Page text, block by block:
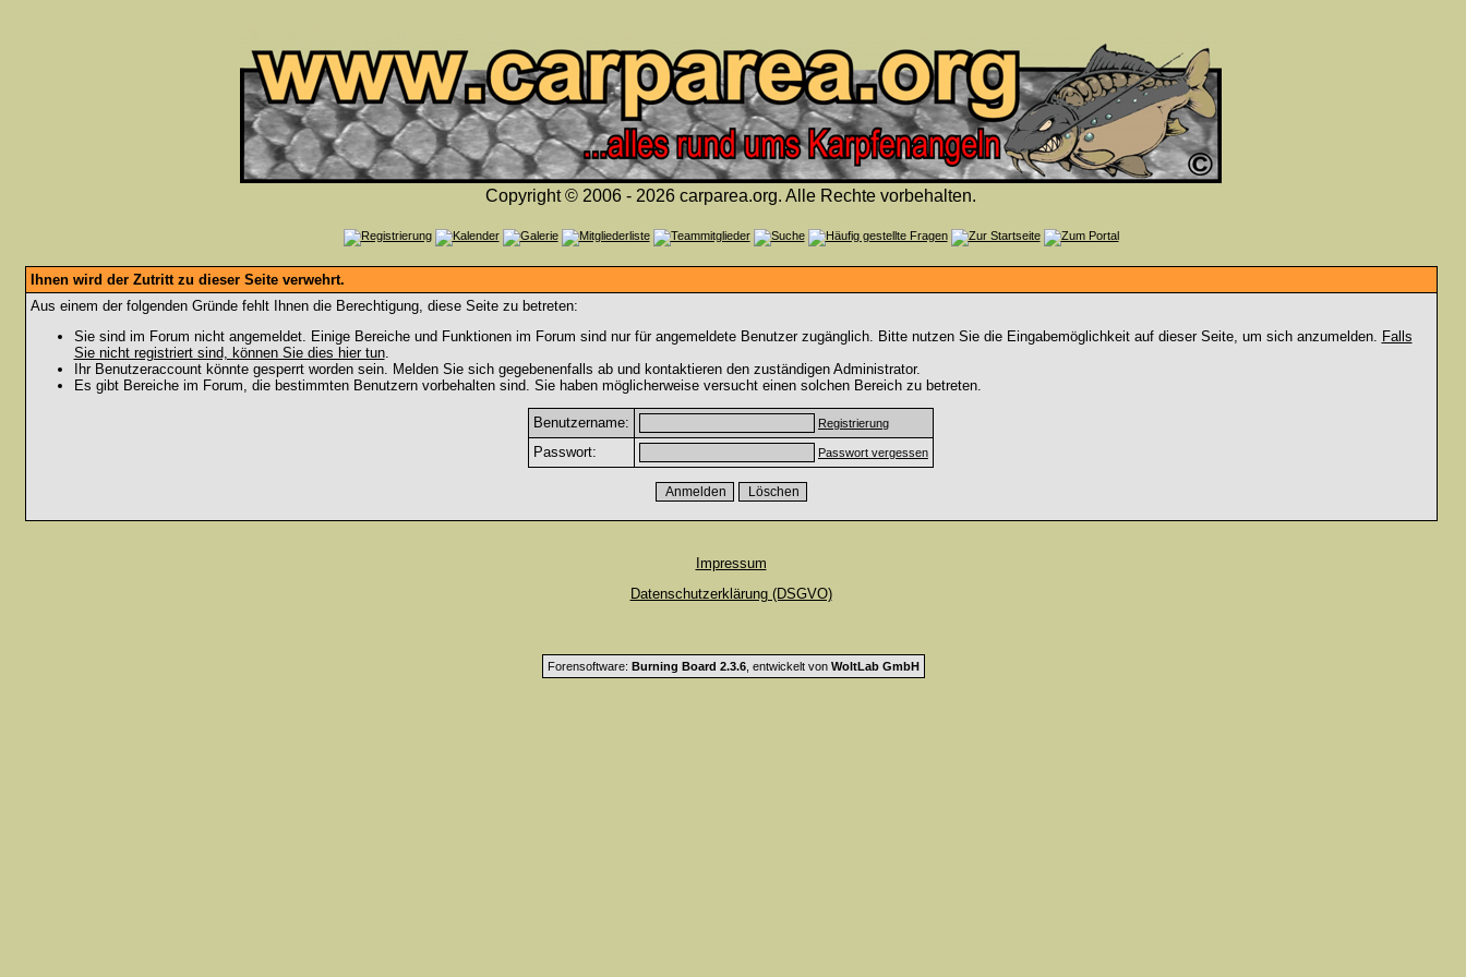
Copyright © 2006 - 2026 carparea.org. Alle Rechte vorbehalten.
Ihnen wird der Zutritt zu dieser Seite verwehrt.
Aus einem der folgenden Gründe fehlt Ihnen die Berechtigung, diese Seite zu betreten:
Sie sind im Forum nicht angemeldet. Einige Bereiche und Funktionen im Forum sind nur für angemeldete Benutzer zugänglich. Bitte nutzen Sie die Eingabemöglichkeit auf dieser Seite, um sich anzumelden. Falls
Sie nicht registriert sind, können Sie dies hier tun.
Ihr Benutzeraccount könnte gesperrt worden sein. Melden Sie sich gegebenenfalls ab und kontaktieren den zuständigen Administrator.
Es gibt Bereiche im Forum, die bestimmten Benutzern vorbehalten sind. Sie haben möglicherweise versucht einen solchen Bereich zu betreten.
Benutzername: Registrierung
Passwort: Passwort vergessen
Impressum
Datenschutzerklärung (DSGVO)
Forensoftware: Burning Board 2.3.6, entwickelt von WoltLab GmbH